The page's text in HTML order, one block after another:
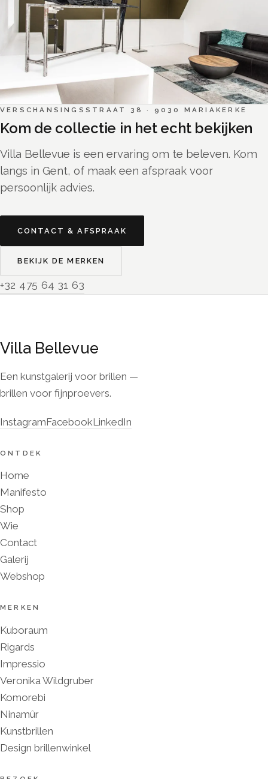
VERSCHANSINGSSTRAAT 38 · 9030 MARIAKERKE
Kom de collectie in het echt bekijken
Villa Bellevue is een ervaring om te beleven. Kom
langs in Gent, of maak een afspraak voor
persoonlijk advies.
CONTACT & AFSPRAAK
BEKIJK DE MERKEN
+32 475 64 31 63
Villa Bellevue
Een kunstgalerij voor brillen —
brillen voor fijnproevers.
InstagramFacebookLinkedIn
ONTDEK
Home
Manifesto
Shop
Wie
Contact
Galerij
Webshop
MERKEN
Kuboraum
Rigards
Impressio
Veronika Wildgruber
Komorebi
Ninamûr
Kunstbrillen
Design brillenwinkel